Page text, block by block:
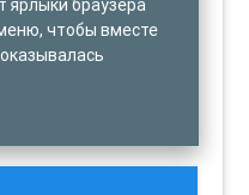
чтобы вместе